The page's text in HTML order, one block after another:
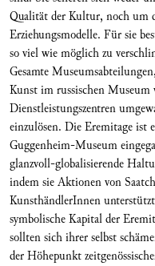
Qualität der Kultur, noch um
Erziehungsmodelle. Für sie
so viel wie möglich zu
Gesamte
Kunst im russischen Museum
Dienstleistungszentren
einzulösen. Die Eremitage ist
Guggenheim-Museum
glanzvoll-globalisierende
indem sie Aktionen von
KunsthändlerInnen
symbolische Kapital der
sollten sich ihrer selbst
der Höhepunkt